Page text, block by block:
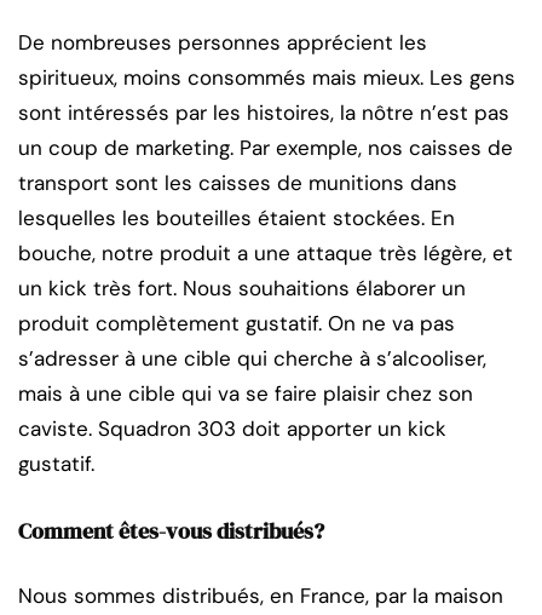
De nombreuses personnes apprécient les
spiritueux, moins consommés mais mieux. Les gens
sont intéressés par les histoires, la nôtre n’est pas
un coup de marketing. Par exemple, nos caisses de
transport sont les caisses de munitions dans
lesquelles les bouteilles étaient stockées. En
bouche, notre produit a une attaque très légère, et
un kick très fort. Nous souhaitions élaborer un
produit complètement gustatif. On ne va pas
s’adresser à une cible qui cherche à s’alcooliser,
mais à une cible qui va se faire plaisir chez son
caviste. Squadron 303 doit apporter un kick
gustatif.
Comment êtes-vous distribués?
Nous sommes distribués, en France, par la maison